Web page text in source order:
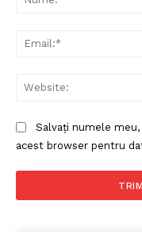
Salvați numele
acest browser pentru